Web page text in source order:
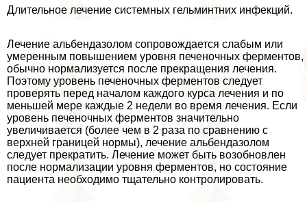
Длительное лечение системных гельминтних инфекций.
Лечение альбендазолом сопровождается слабым или
умеренным повышением уровня печеночных ферментов,
обычно нормализуется после прекращения лечения.
Поэтому уровень печеночных ферментов следует
проверять перед началом каждого курса лечения и по
меньшей мере каждые 2 недели во время лечения. Если
уровень печеночных ферментов значительно
увеличивается (более чем в 2 раза по сравнению с
верхней границей нормы), лечение альбендазолом
следует прекратить. Лечение может быть возобновлен
после нормализации уровня ферментов, но состояние
пациента необходимо тщательно контролировать.